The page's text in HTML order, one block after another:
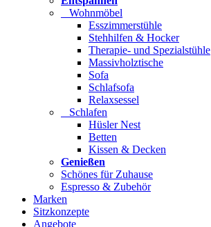
Wohnmöbel
Esszimmerstühle
Stehhilfen & Hocker
Therapie- und Spezialstühle
Massivholztische
Sofa
Schlafsofa
Relaxsessel
Schlafen
Hüsler Nest
Betten
Kissen & Decken
Genießen
Schönes für Zuhause
Espresso & Zubehör
Marken
Sitzkonzepte
Angebote